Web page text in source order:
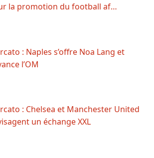
la promotion du football af…
: Naples s’offre Noa Lang et
l’OM
: Chelsea et Manchester United
un échange XXL